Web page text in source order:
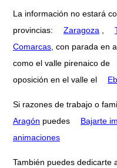
La información no estará
provincias:
Zaragoza
Comarcas , con parada en
como el valle pirenaico de
oposición en el valle el
Si razones de trabajo o
Aragón puedes
Bajarte
animaciones
También puedes dedicarte